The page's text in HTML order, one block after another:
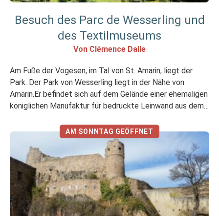
Besuch des Parc de Wesserling und
des Textilmuseums
Von Clémence Dalle
Am Fuße der Vogesen, im Tal von St. Amarin, liegt der
Park. Der Park von Wesserling liegt in der Nähe von
Amarin.Er befindet sich auf dem Gelände einer ehemaligen
königlichen Manufaktur für bedruckte Leinwand aus dem
derTextilindustrie wurde. Das gesamte Gelände wurde in
einen originellen Ort umgewandelt, der […]
AM SONNTAG GEÖFFNET